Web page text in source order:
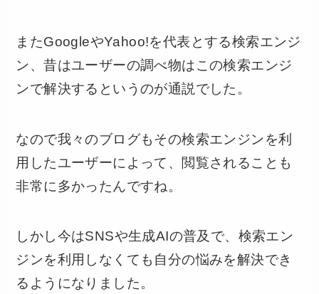
またGoogleやYahoo!を代表とする検索エンジ
ン、昔はユーザーの調べ物はこの検索エンジ
ンで解決するというのが通説でした。
なので我々のブログもその検索エンジンを利
用したユーザーによって、閲覧されることも
非常に多かったんですね。
しかし今はSNSや生成AIの普及で、検索エン
ジンを利用しなくても自分の悩みを解決でき
るようになりました。